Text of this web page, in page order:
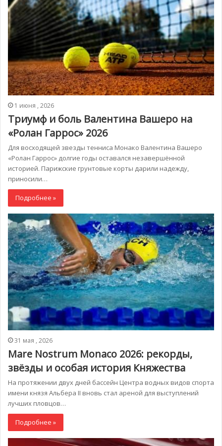
1 июня , 2026
Триумф и боль Валентина Вашеро на
«Ролан Гаррос» 2026
Для восходящей звезды тенниса Монако Валентина Вашеро
«Ролан Гаррос» долгие годы оставался незавершённой
историей. Парижские грунтовые корты дарили надежду,
приносили…
Подробнее »
31 мая , 2026
Mare Nostrum Monaco 2026: рекорды,
звёзды и особая история Княжества
На протяжении двух дней бассейн Центра водных видов спорта
имени князя Альбера II вновь стал ареной для выступлений
лучших пловцов…
Подробнее »